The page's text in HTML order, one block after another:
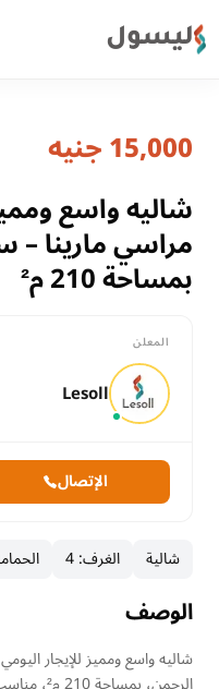
ليسول
للايجار
سكني
شالية
مطروح
شاليه واسع ومميز للإيجار
شاليه واسع
مطروح, الساحل
15,000 جنيه
شاليه واسع
مراسي مارينا –
بمساحة 210 م²
المعلن
Lesoll
الإتصال
شالية الغرف:
4
الوصف
شاليه واسع ومميز للإيجار